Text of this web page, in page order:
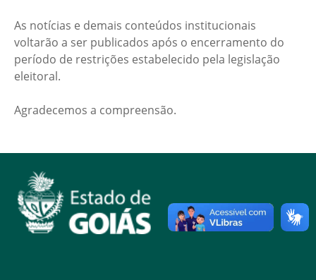
As notícias e demais conteúdos institucionais
voltarão a ser publicados após o encerramento do
período de restrições estabelecido pela legislação
eleitoral.
Agradecemos a compreensão.